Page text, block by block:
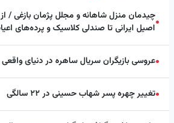
●چیدمان منزل شاهانه و مجلل پژمان بازغی /
اصیل ایرانی تا صندلی کلاسیک و پرده‌های
●عروسی بازیگران سریال ساهره در دنیای واقعی
●تغییر چهره پسر شهاب حسینی در ۲۲ سالگی